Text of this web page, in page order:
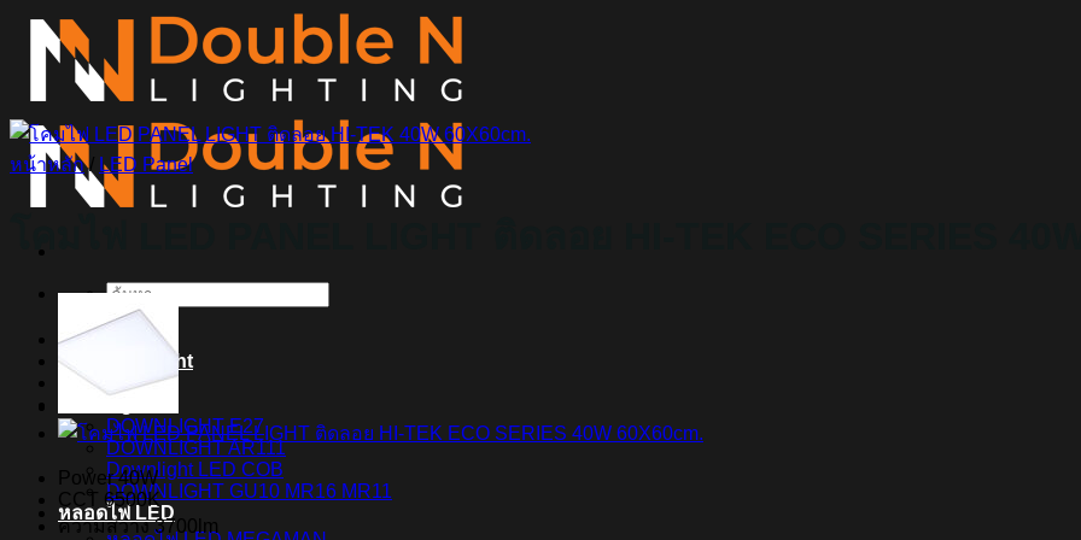
ข้าม
ค้นหา:
Home
Magnetic Light
Track light
DOWNLIGHT E27
DOWNLIGHT AR111
Downlight LED COB
DOWNLIGHT GU10 MR16 MR11
หลอดไฟ LED
หน้าหลัก / LED Panel
Power 40W
CCT 6500K
ความสว่าง 3700lm